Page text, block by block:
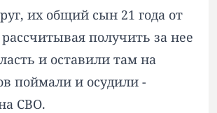
их общий сын 21 года от
получить за нее
и оставили там на
поймали и осудили -
СВО.